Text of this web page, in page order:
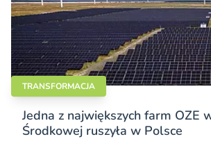
TRANSFORMACJA
Jedna z największych farm OZE
Środkowej ruszyła w Polsce